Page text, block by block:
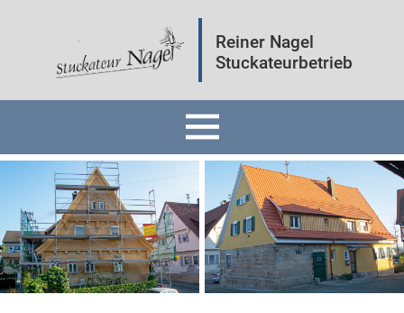
Reiner Nagel
Stuckateurbetrieb
Fassaden
Innenräume